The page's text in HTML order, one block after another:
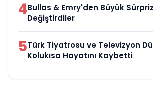
4Bullas & Emry'den Büyük
Değiştirdiler
5Türk Tiyatrosu ve Televizyon
Kolukısa Hayatını Kaybetti